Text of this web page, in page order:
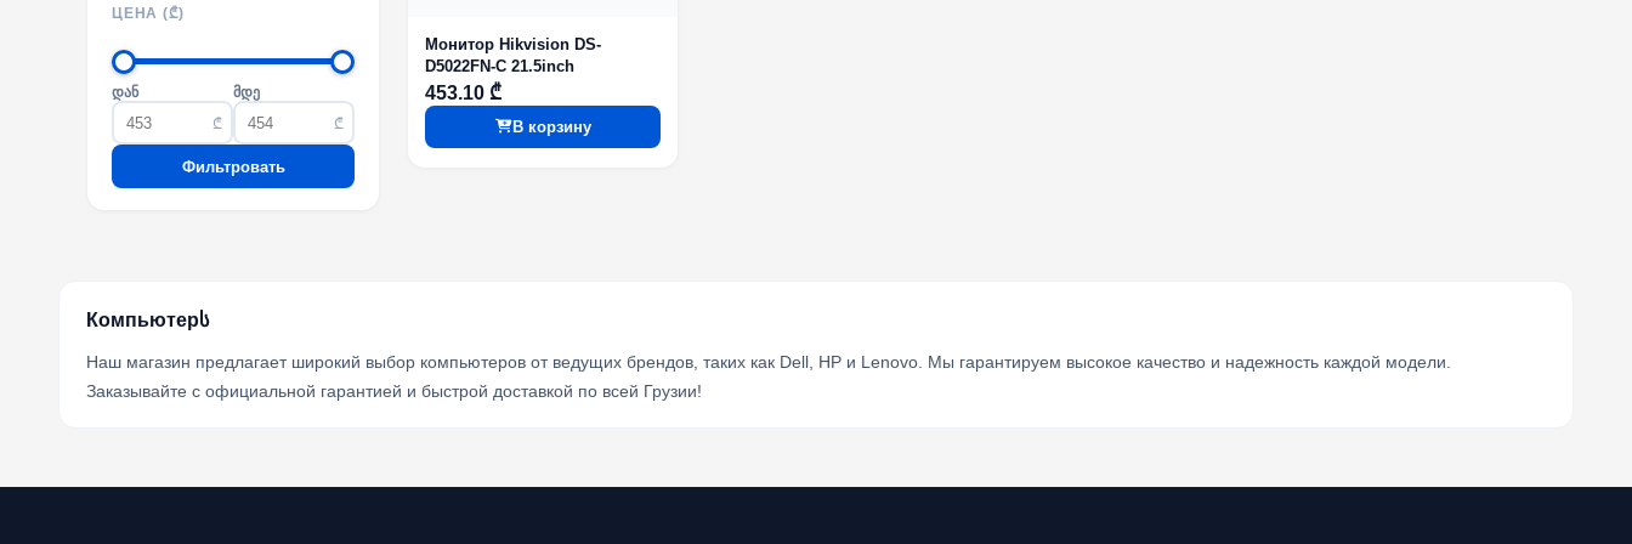
ЦЕНА (₾)
დან
₾
მდე
₾
Фильтровать
Монитор Hikvision DS-
D5022FN-C 21.5inch
453.10 ₾
В корзину
Компьютерს
Наш магазин предлагает широкий выбор компьютеров от ведущих брендов, таких как Dell, HP и Lenovo. Мы гарантируем высокое качество и надежность каждой модели.
Заказывайте с официальной гарантией и быстрой доставкой по всей Грузии!